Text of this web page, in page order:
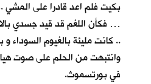
بكيت فلم اعد قادرا على المشي
… فكأن اللغم قد قيد جسدي
.. كانت مليئة بالغيوم السوداء
وانتبهت من الحلم على صوت
في بورتسموث.